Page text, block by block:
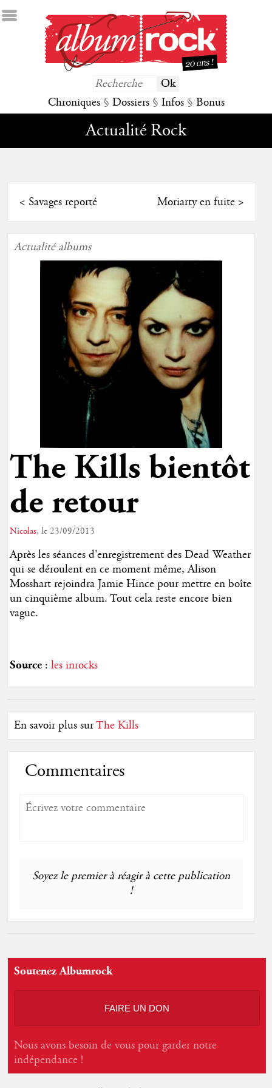
Chroniques § Dossiers § Infos § Bonus
Actualité Rock
< Savages reporté Moriarty en fuite>
Actualité albums
The Kills bientôt
de retour
Nicolas, le 23/09/2013
Après les séances d'enregistrement des Dead Weather
qui se déroulent en ce moment même, Alison
Mosshart rejoindra Jamie Hince pour mettre en boîte
un cinquième album. Tout cela reste encore bien
vague.
Source :les inrocks
En savoir plus surThe Kills
Commentaires
Soyez le premier à réagir à cette publication
!
Soutenez Albumrock
FAIRE UN DON
Nous avons besoin de vous pour garder notre
indépendance !